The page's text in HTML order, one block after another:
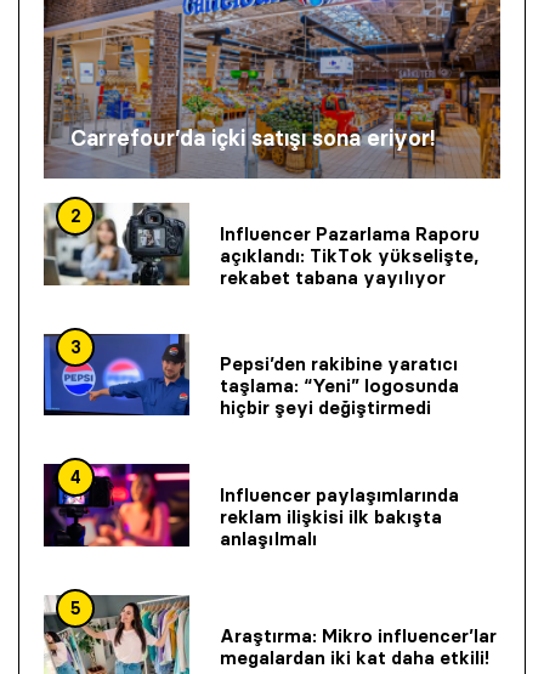
Carrefour’da içki satışı sona eriyor!
2
Influencer Pazarlama Raporu
açıklandı: TikTok yükselişte,
rekabet tabana yayılıyor
3
Pepsi’den rakibine yaratıcı
taşlama: “Yeni” logosunda
hiçbir şeyi değiştirmedi
4
Influencer paylaşımlarında
reklam ilişkisi ilk bakışta
anlaşılmalı
5
Araştırma: Mikro influencer’lar
megalardan iki kat daha etkili!